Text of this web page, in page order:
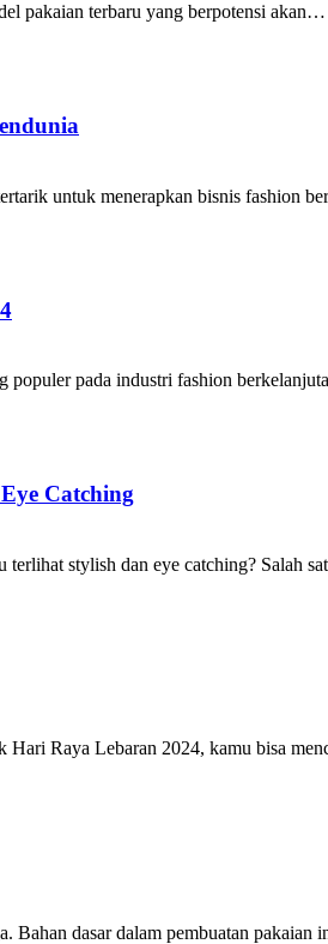
pakaian terbaru yang berpotensi akan…
untuk menerapkan bisnis fashion
populer pada industri fashion
Catching
terlihat stylish dan eye catching? Salah
Raya Lebaran 2024, kamu bisa
Bahan dasar dalam pembuatan pakaian